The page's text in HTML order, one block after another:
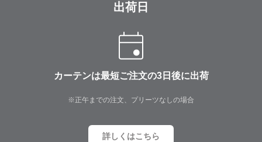
出荷日
カーテンは最短ご注文の3日後に出荷
※正午までの注文、プリーツなしの場合
詳しくはこちら